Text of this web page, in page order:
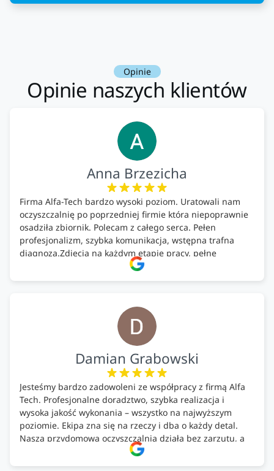
Opinie
Opinie naszych klientów
Anna Brzezicha
Firma Alfa-Tech bardzo wysoki poziom. Uratowali nam
oczyszczalnię po poprzedniej firmie która niepoprawnie
osadziła zbiornik. Polecam z całego serca. Pełen
profesjonalizm, szybka komunikacja, wstępna trafna
diagnoza.Zdjęcia na każdym etapie pracy, pełne
doradztwo.Dobrze wyszkoleni i znający się na rzeczy.
Podsumowując ekipa na wysokim poziomie, rzetelna.
Damian Grabowski
Jesteśmy bardzo zadowoleni ze współpracy z firmą Alfa
Tech. Profesjonalne doradztwo, szybka realizacja i
wysoka jakość wykonania – wszystko na najwyższym
poziomie. Ekipa zna się na rzeczy i dba o każdy detal.
Nasza przydomowa oczyszczalnia działa bez zarzutu, a
całość została wykonana zgodnie z terminem i
ustaleniami. Z czystym sumieniem polecamy Alfa Tech